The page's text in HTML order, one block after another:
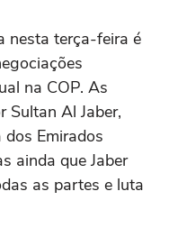
nesta terça-feira é
na COP. As
Sultan Al Jaber,
Emirados
ainda que Jaber
as partes e luta